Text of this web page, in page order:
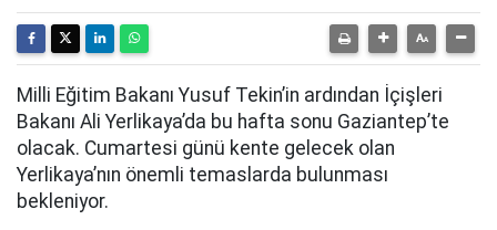
Milli Eğitim Bakanı Yusuf Tekin’in ardından İçişleri
Bakanı Ali Yerlikaya’da bu hafta sonu Gaziantep’te
olacak. Cumartesi günü kente gelecek olan
Yerlikaya’nın önemli temaslarda bulunması
bekleniyor.